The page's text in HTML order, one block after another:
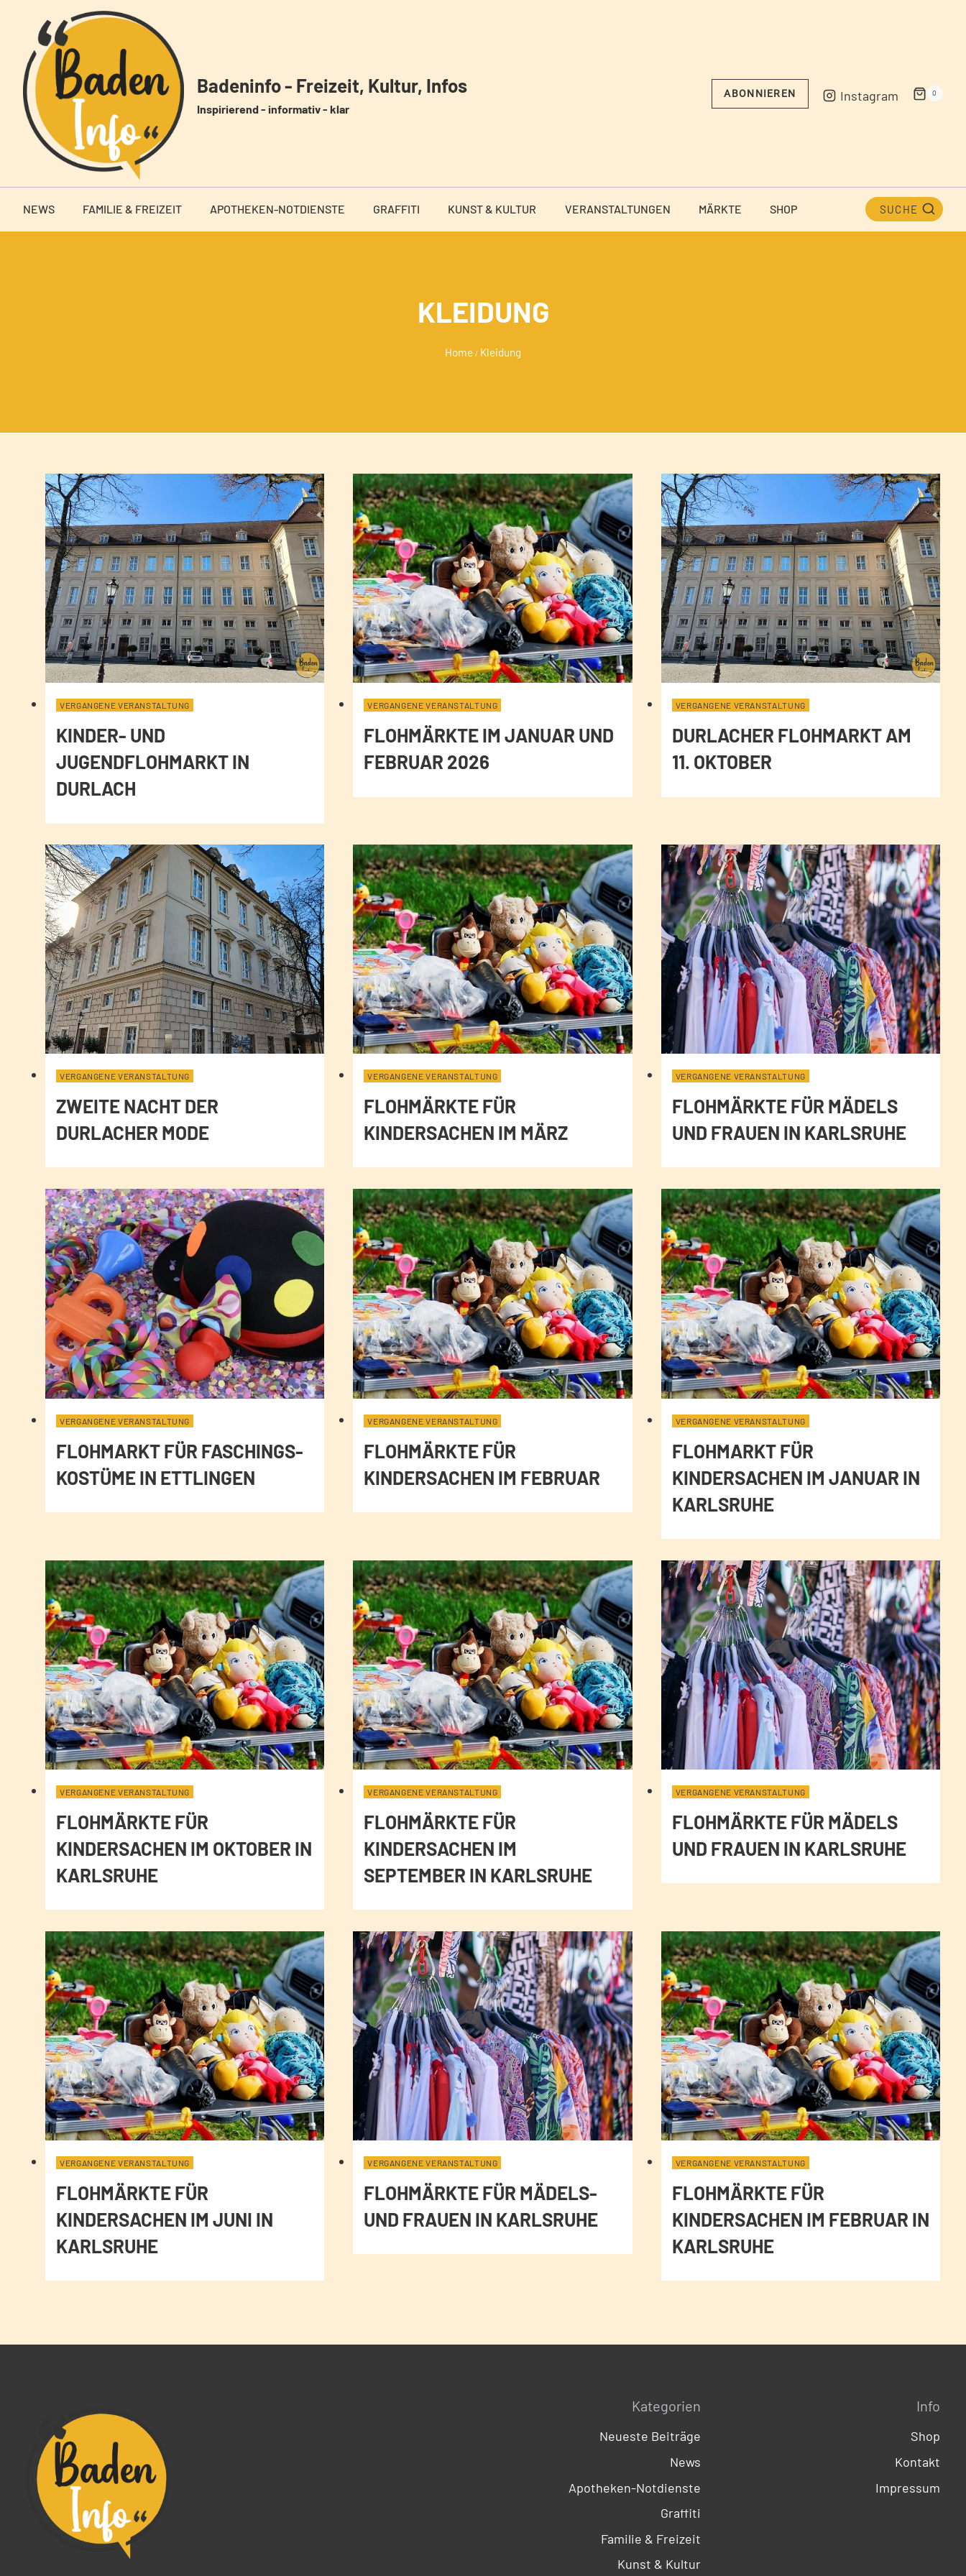
springen
Badeninfo - Freizeit, Kultur, Infos
Inspirierend - informativ - klar
ABONNIEREN Instagram 0
NEWS FAMILIE & FREIZEIT APOTHEKEN-NOTDIENSTE GRAFFITI KUNST & KULTUR VERANSTALTUNGEN MÄRKTE SHOP SUCHE
KLEIDUNG
Home / Kleidung
VERGANGENE VERANSTALTUNG
KINDER- UND
JUGENDFLOHMARKT IN
DURLACH
VERGANGENE VERANSTALTUNG
FLOHMÄRKTE IM JANUAR UND
FEBRUAR 2026
VERGANGENE VERANSTALTUNG
DURLACHER FLOHMARKT AM
11. OKTOBER
VERGANGENE VERANSTALTUNG
ZWEITE NACHT DER
DURLACHER MODE
VERGANGENE VERANSTALTUNG
FLOHMÄRKTE FÜR
KINDERSACHEN IM MÄRZ
VERGANGENE VERANSTALTUNG
FLOHMÄRKTE FÜR MÄDELS
UND FRAUEN IN KARLSRUHE
VERGANGENE VERANSTALTUNG
FLOHMARKT FÜR FASCHINGS-
KOSTÜME IN ETTLINGEN
VERGANGENE VERANSTALTUNG
FLOHMÄRKTE FÜR
KINDERSACHEN IM FEBRUAR
VERGANGENE VERANSTALTUNG
FLOHMARKT FÜR
KINDERSACHEN IM JANUAR IN
KARLSRUHE
VERGANGENE VERANSTALTUNG
FLOHMÄRKTE FÜR
KINDERSACHEN IM OKTOBER IN
KARLSRUHE
VERGANGENE VERANSTALTUNG
FLOHMÄRKTE FÜR
KINDERSACHEN IM
SEPTEMBER IN KARLSRUHE
VERGANGENE VERANSTALTUNG
FLOHMÄRKTE FÜR MÄDELS
UND FRAUEN IN KARLSRUHE
VERGANGENE VERANSTALTUNG
FLOHMÄRKTE FÜR
KINDERSACHEN IM JUNI IN
KARLSRUHE
VERGANGENE VERANSTALTUNG
FLOHMÄRKTE FÜR MÄDELS-
UND FRAUEN IN KARLSRUHE
VERGANGENE VERANSTALTUNG
FLOHMÄRKTE FÜR
KINDERSACHEN IM FEBRUAR IN
KARLSRUHE
Kategorien
Neueste Beiträge
News
Apotheken-Notdienste
Graffiti
Familie & Freizeit
Kunst & Kultur
Info
Shop
Kontakt
Impressum